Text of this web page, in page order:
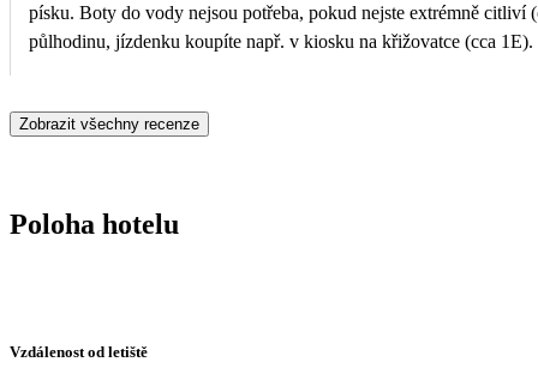
písku. Boty do vody nejsou potřeba, pokud nejste extrémně citliví
půlhodinu, jízdenku koupíte např. v kiosku na křižovatce (cca
Zobrazit všechny recenze
Poloha hotelu
Vzdálenost od letiště